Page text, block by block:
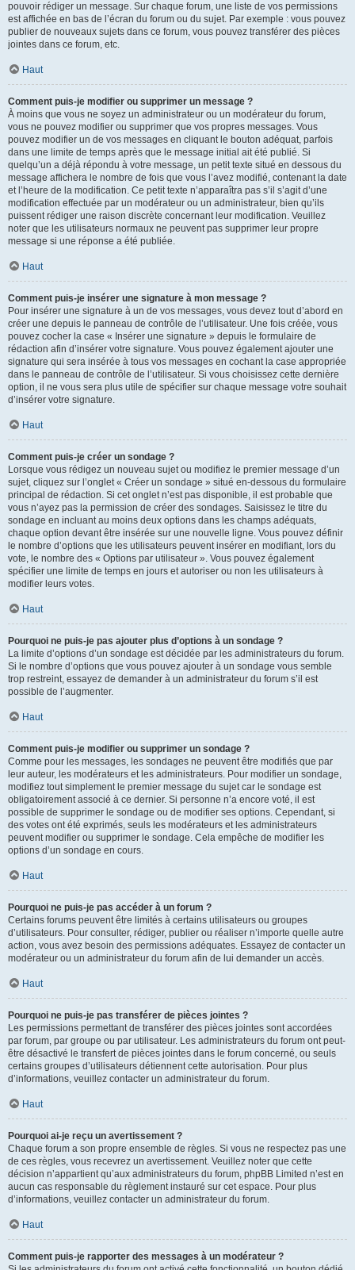
pouvoir rédiger un message. Sur chaque forum, une liste de vos permissions
est affichée en bas de l’écran du forum ou du sujet. Par exemple : vous pouvez
publier de nouveaux sujets dans ce forum, vous pouvez transférer des pièces
jointes dans ce forum, etc.
Haut
Comment puis-je modifier ou supprimer un message ?
À moins que vous ne soyez un administrateur ou un modérateur du forum,
vous ne pouvez modifier ou supprimer que vos propres messages. Vous
pouvez modifier un de vos messages en cliquant le bouton adéquat, parfois
dans une limite de temps après que le message initial ait été publié. Si
quelqu’un a déjà répondu à votre message, un petit texte situé en dessous du
message affichera le nombre de fois que vous l’avez modifié, contenant la date
et l’heure de la modification. Ce petit texte n’apparaîtra pas s’il s’agit d’une
modification effectuée par un modérateur ou un administrateur, bien qu’ils
puissent rédiger une raison discrète concernant leur modification. Veuillez
noter que les utilisateurs normaux ne peuvent pas supprimer leur propre
message si une réponse a été publiée.
Haut
Comment puis-je insérer une signature à mon message ?
Pour insérer une signature à un de vos messages, vous devez tout d’abord en
créer une depuis le panneau de contrôle de l’utilisateur. Une fois créée, vous
pouvez cocher la case « Insérer une signature » depuis le formulaire de
rédaction afin d’insérer votre signature. Vous pouvez également ajouter une
signature qui sera insérée à tous vos messages en cochant la case appropriée
dans le panneau de contrôle de l’utilisateur. Si vous choisissez cette dernière
option, il ne vous sera plus utile de spécifier sur chaque message votre souhait
d’insérer votre signature.
Haut
Comment puis-je créer un sondage ?
Lorsque vous rédigez un nouveau sujet ou modifiez le premier message d’un
sujet, cliquez sur l’onglet « Créer un sondage » situé en-dessous du formulaire
principal de rédaction. Si cet onglet n’est pas disponible, il est probable que
vous n’ayez pas la permission de créer des sondages. Saisissez le titre du
sondage en incluant au moins deux options dans les champs adéquats,
chaque option devant être insérée sur une nouvelle ligne. Vous pouvez définir
le nombre d’options que les utilisateurs peuvent insérer en modifiant, lors du
vote, le nombre des « Options par utilisateur ». Vous pouvez également
spécifier une limite de temps en jours et autoriser ou non les utilisateurs à
modifier leurs votes.
Haut
Pourquoi ne puis-je pas ajouter plus d’options à un sondage ?
La limite d’options d’un sondage est décidée par les administrateurs du forum.
Si le nombre d’options que vous pouvez ajouter à un sondage vous semble
trop restreint, essayez de demander à un administrateur du forum s’il est
possible de l’augmenter.
Haut
Comment puis-je modifier ou supprimer un sondage ?
Comme pour les messages, les sondages ne peuvent être modifiés que par
leur auteur, les modérateurs et les administrateurs. Pour modifier un sondage,
modifiez tout simplement le premier message du sujet car le sondage est
obligatoirement associé à ce dernier. Si personne n’a encore voté, il est
possible de supprimer le sondage ou de modifier ses options. Cependant, si
des votes ont été exprimés, seuls les modérateurs et les administrateurs
peuvent modifier ou supprimer le sondage. Cela empêche de modifier les
options d’un sondage en cours.
Haut
Pourquoi ne puis-je pas accéder à un forum ?
Certains forums peuvent être limités à certains utilisateurs ou groupes
d’utilisateurs. Pour consulter, rédiger, publier ou réaliser n’importe quelle autre
action, vous avez besoin des permissions adéquates. Essayez de contacter un
modérateur ou un administrateur du forum afin de lui demander un accès.
Haut
Pourquoi ne puis-je pas transférer de pièces jointes ?
Les permissions permettant de transférer des pièces jointes sont accordées
par forum, par groupe ou par utilisateur. Les administrateurs du forum ont peut-
être désactivé le transfert de pièces jointes dans le forum concerné, ou seuls
certains groupes d’utilisateurs détiennent cette autorisation. Pour plus
d’informations, veuillez contacter un administrateur du forum.
Haut
Pourquoi ai-je reçu un avertissement ?
Chaque forum a son propre ensemble de règles. Si vous ne respectez pas une
de ces règles, vous recevrez un avertissement. Veuillez noter que cette
décision n’appartient qu’aux administrateurs du forum, phpBB Limited n’est en
aucun cas responsable du règlement instauré sur cet espace. Pour plus
d’informations, veuillez contacter un administrateur du forum.
Haut
Comment puis-je rapporter des messages à un modérateur ?